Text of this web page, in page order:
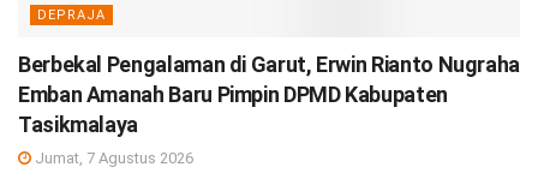
DEPRAJA
Berbekal Pengalaman di Garut, Erwin Rianto Nugraha
Emban Amanah Baru Pimpin DPMD Kabupaten
Tasikmalaya
Jumat, 7 Agustus 2026